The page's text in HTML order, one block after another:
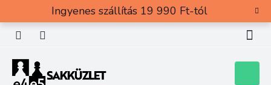
tartalomhoz
Ingyenes szállítás 19 990 Ft-tól